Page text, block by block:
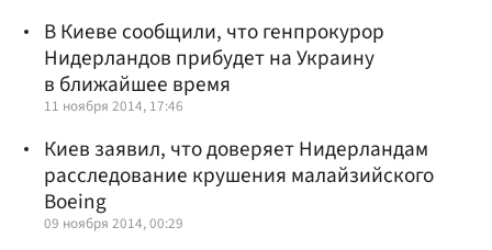
В Киеве сообщили, что генпрокурор
Нидерландов прибудет на Украину
в ближайшее время
11 ноября 2014, 17:46
Киев заявил, что доверяет Нидерландам
расследование крушения малайзийского
Boeing
09 ноября 2014, 00:29